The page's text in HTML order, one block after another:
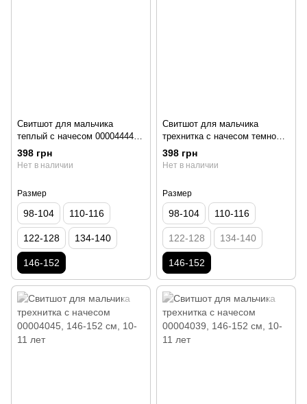
Свитшот для мальчика
теплый с начесом 00004444,
146-152 см, 10-11 лет
398 грн
Нет в наличии
Размер
98-104 110-116
122-128 134-140
146-152
Свитшот для мальчика
трехнитка с начесом темно
синий 00004046, 146-152 см,
10-11 лет
398 грн
Нет в наличии
Размер
98-104 110-116
122-128 134-140
146-152